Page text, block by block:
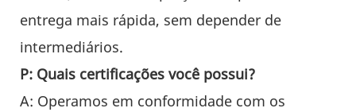
entrega mais rápida, sem depender de
intermediários.
P: Quais certificações você possui?
A: Operamos em conformidade com os